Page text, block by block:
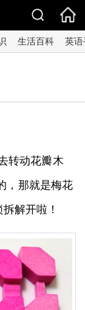
生活百科 英
转动花瓣木
，那就是梅花
解开啦！